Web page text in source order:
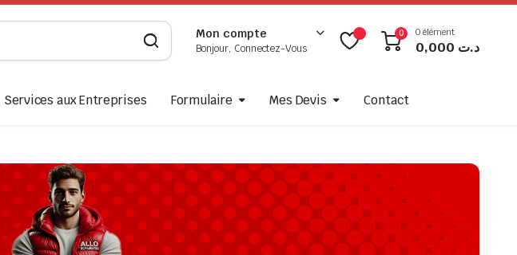
Mon compte
Bonjour, Connectez-Vous
0 0 élément
د.ت
Services aux Entreprises Formulaire Mes Devis Contact